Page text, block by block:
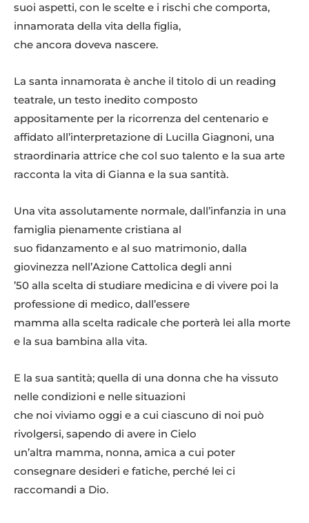
suoi aspetti, con le scelte e i rischi che comporta,
innamorata della vita della figlia,
che ancora doveva nascere.
La santa innamorata è anche il titolo di un reading
teatrale, un testo inedito composto
appositamente per la ricorrenza del centenario e
affidato all’interpretazione di Lucilla Giagnoni, una
straordinaria attrice che col suo talento e la sua arte
racconta la vita di Gianna e la sua santità.
Una vita assolutamente normale, dall’infanzia in una
famiglia pienamente cristiana al
suo fidanzamento e al suo matrimonio, dalla
giovinezza nell’Azione Cattolica degli anni
’50 alla scelta di studiare medicina e di vivere poi la
professione di medico, dall’essere
mamma alla scelta radicale che porterà lei alla morte
e la sua bambina alla vita.
E la sua santità; quella di una donna che ha vissuto
nelle condizioni e nelle situazioni
che noi viviamo oggi e a cui ciascuno di noi può
rivolgersi, sapendo di avere in Cielo
un’altra mamma, nonna, amica a cui poter
consegnare desideri e fatiche, perché lei ci
raccomandi a Dio.